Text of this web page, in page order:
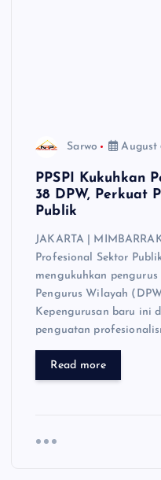
Sarwo August
PPSPI Kukuhkan
38 DPW, Perkuat
Publik
JAKARTA |
Profesional Sektor
mengukuhkan
Pengurus Wilayah
Kepengurusan baru ini
penguatan
Read more